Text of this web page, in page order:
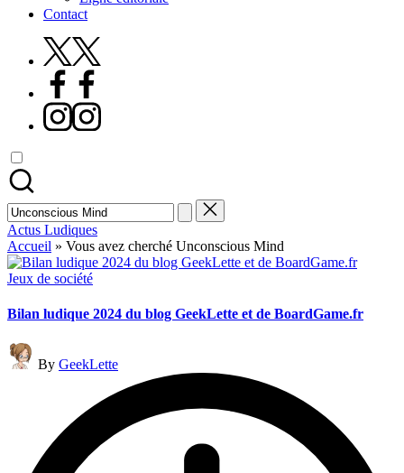
Contact
X
Facebook
Instagram
Search
for:
Actus Ludiques
Accueil » Vous avez cherché Unconscious Mind
Posted
Jeux de société
Bilan ludique 2024 du blog GeekLette et de BoardGame.fr
Posted
by
By GeekLette